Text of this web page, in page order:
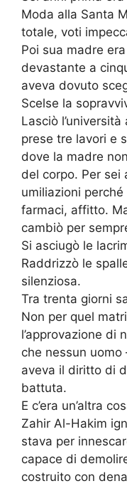
Moda alla Santa
totale, voti
Poi sua madre
devastante a
aveva dovuto
Scelse la
Lasciò
prese tre lavori e
dove la madre
del corpo. Per sei
umiliazioni
farmaci, affitto.
cambiò per
Si asciugò le
Raddrizzò le
silenziosa.
Tra trenta giorni
Non per quel
l’approvazione di
che nessun
aveva il diritto di
battuta.
E c’era un’altra
Zahir Al-Hakim
stava per
capace di
costruito con